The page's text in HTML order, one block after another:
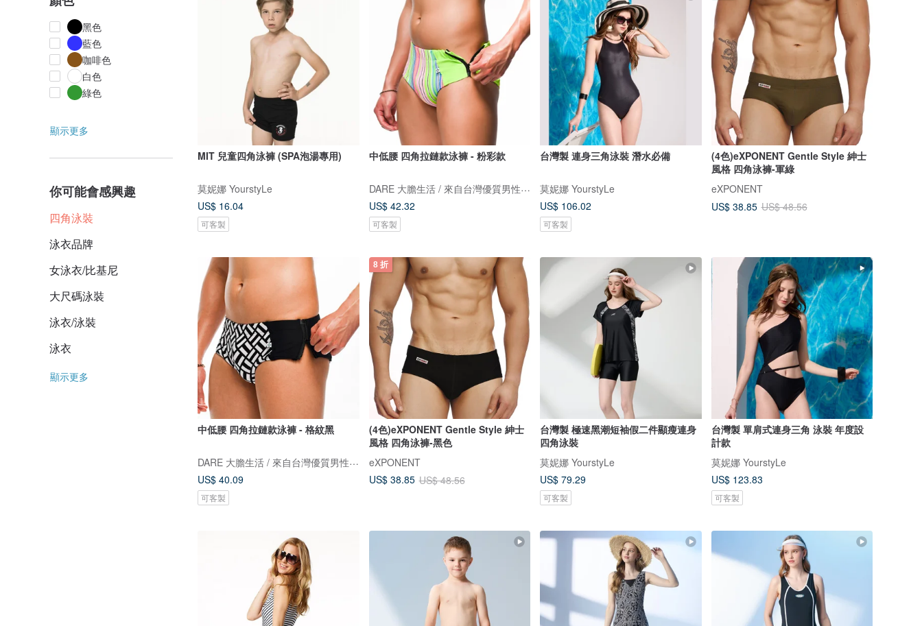
黑色
藍色
咖啡色
白色
綠色
顯示更多
你可能會感興趣
四角泳裝
泳衣品牌
女泳衣/比基尼
大尺碼泳裝
泳衣/泳裝
泳衣
顯示更多
MIT 兒童四角泳褲 (SPA泡湯專用)
莫妮娜 YourstyLe
US$ 16.04
可客製
中低腰 四角拉鏈款泳褲 - 粉彩款
DARE 大膽生活 / 來自台灣優質男性內著
US$ 42.32
可客製
台灣製 連身三角泳裝 潛水必備
莫妮娜 YourstyLe
US$ 106.02
可客製
(4色)eXPONENT Gentle Style 紳士
風格 四角泳褲-軍綠
eXPONENT
US$ 38.85 US$ 48.56
中低腰 四角拉鏈款泳褲 - 格紋黑
DARE 大膽生活 / 來自台灣優質男性內著
US$ 40.09
可客製
8 折
(4色)eXPONENT Gentle Style 紳士
風格 四角泳褲-黑色
eXPONENT
US$ 38.85 US$ 48.56
台灣製 極速黑潮短袖假二件顯瘦連身
四角泳裝
莫妮娜 YourstyLe
US$ 79.29
可客製
台灣製 單肩式連身三角 泳裝 年度設
計款
莫妮娜 YourstyLe
US$ 123.83
可客製